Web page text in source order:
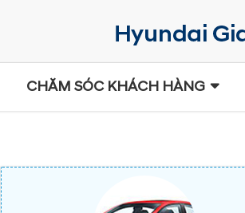
CHĂM SÓC KHÁCH HÀNG